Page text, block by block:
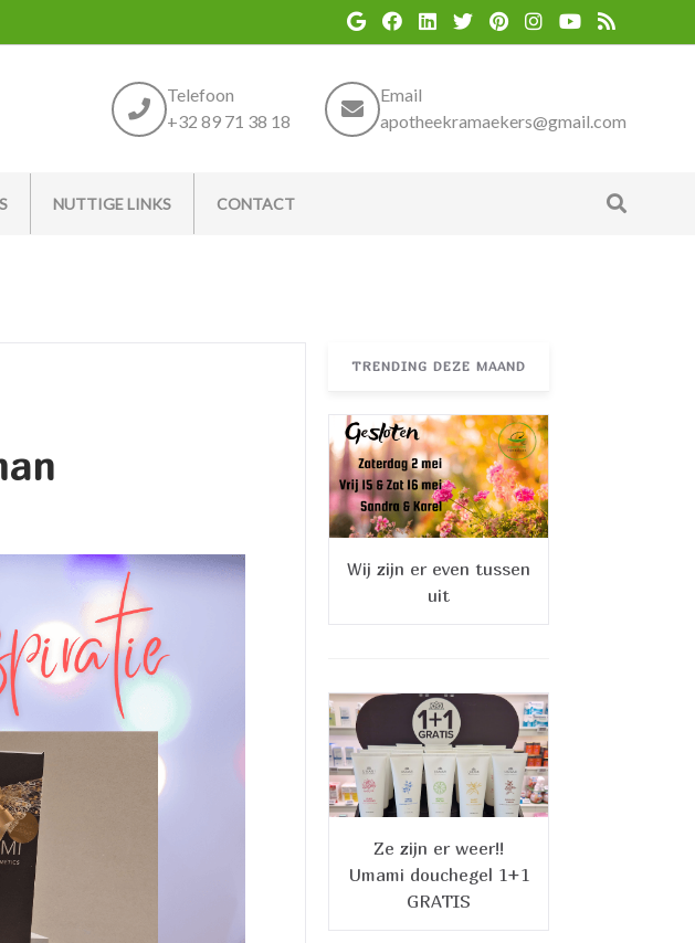
Telefoon
+32 89 71 38 18
Email
apotheekramaekers@gmail.com
NUTTIGE LINKS CONTACT
TRENDING DEZE MAAND
Wij zijn er even tussen
uit
Ze zijn er weer!!
Umami douchegel 1+1
GRATIS